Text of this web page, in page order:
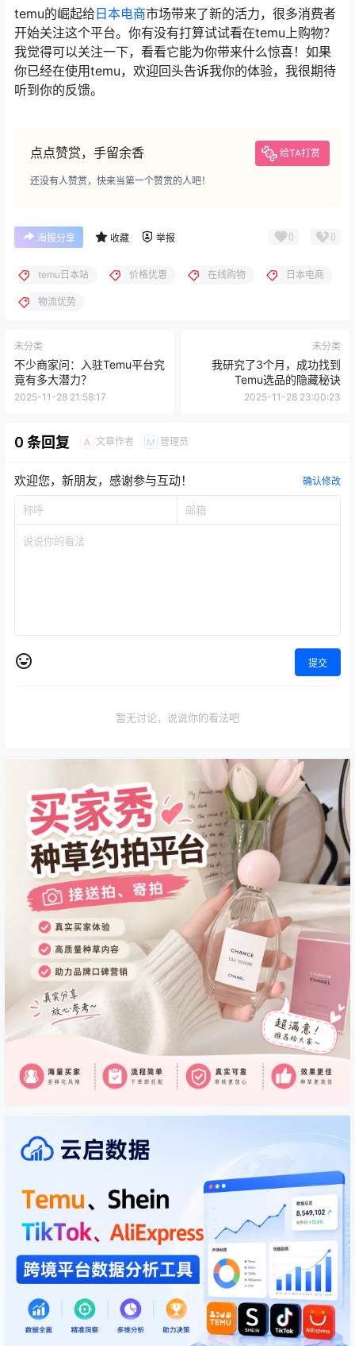
temu的崛起给日本电商市场带来了新的活力，很多消费者
开始关注这个平台。你有没有打算试试看在temu上购物？
我觉得可以关注一下，看看它能为你带来什么惊喜！如果
你已经在使用temu，欢迎回头告诉我你的体验，我很期待
听到你的反馈。
点点赞赏，手留余香 给TA打赏
还没有人赞赏，快来当第一个赞赏的人吧！
海报分享 收藏 举报 0 0
temu日本站 价格优惠 在线购物 日本电商
物流优势
未分类
不少商家问：入驻Temu平台究
竟有多大潜力？
2025-11-28 21:58:17
未分类
我研究了3个月，成功找到
Temu选品的隐藏秘诀
2025-11-28 23:00:23
0 条回复 A 文章作者 M 管理员
欢迎您，新朋友，感谢参与互动！ 确认修改
提交
暂无讨论，说说你的看法吧